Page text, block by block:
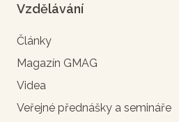
Vzdělávání
Články
Magazín GMAG
Videa
Veřejné přednášky a semináře